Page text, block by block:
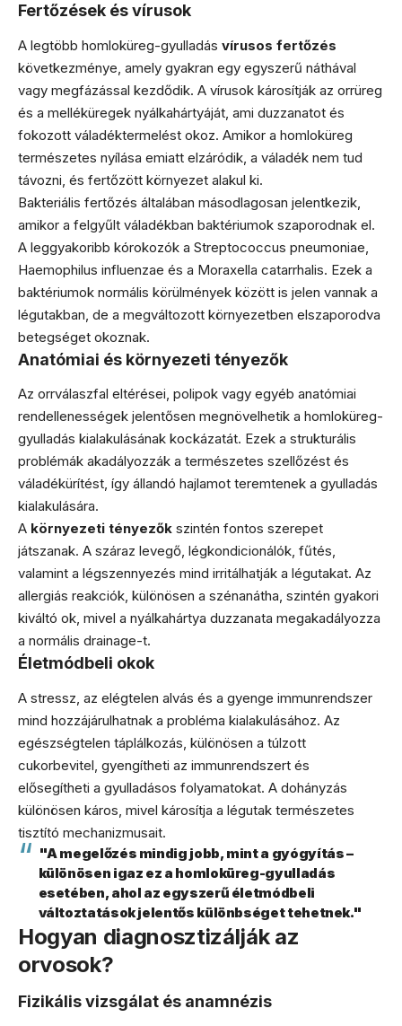
Fertőzések és vírusok
A legtöbb homloküreg-gyulladás vírusos fertőzés
következménye, amely gyakran egy egyszerű náthával
vagy megfázással kezdődik. A vírusok károsítják az orrüreg
és a melléküregek nyálkahártyáját, ami duzzanatot és
fokozott váladéktermelést okoz. Amikor a homloküreg
természetes nyílása emiatt elzáródik, a váladék nem tud
távozni, és fertőzött környezet alakul ki.
Bakteriális fertőzés általában másodlagosan jelentkezik,
amikor a felgyűlt váladékban baktériumok szaporodnak el.
A leggyakoribb kórokozók a Streptococcus pneumoniae,
Haemophilus influenzae és a Moraxella catarrhalis. Ezek a
baktériumok normális körülmények között is jelen vannak a
légutakban, de a megváltozott környezetben elszaporodva
betegséget okoznak.
Anatómiai és környezeti tényezők
Az orrválaszfal eltérései, polipok vagy egyéb anatómiai
rendellenességek jelentősen megnövelhetik a homloküreg-
gyulladás kialakulásának kockázatát. Ezek a strukturális
problémák akadályozzák a természetes szellőzést és
váladékürítést, így állandó hajlamot teremtenek a gyulladás
kialakulására.
A környezeti tényezők szintén fontos szerepet
játszanak. A száraz levegő, légkondicionálók, fűtés,
valamint a légszennyezés mind irritálhatják a légutakat. Az
allergiás reakciók, különösen a szénanátha, szintén gyakori
kiváltó ok, mivel a nyálkahártya duzzanata megakadályozza
a normális drainage-t.
Életmódbeli okok
A stressz, az elégtelen alvás és a gyenge immunrendszer
mind hozzájárulhatnak a probléma kialakulásához. Az
egészségtelen táplálkozás, különösen a túlzott
cukorbevitel, gyengítheti az immunrendszert és
elősegítheti a gyulladásos folyamatokat. A dohányzás
különösen káros, mivel károsítja a légutak természetes
tisztító mechanizmusait.
"A megelőzés mindig jobb, mint a gyógyítás –
különösen igaz ez a homloküreg-gyulladás
esetében, ahol az egyszerű életmódbeli
változtatások jelentős különbséget tehetnek."
Hogyan diagnosztizálják az
orvosok?
Fizikális vizsgálat és anamnézis